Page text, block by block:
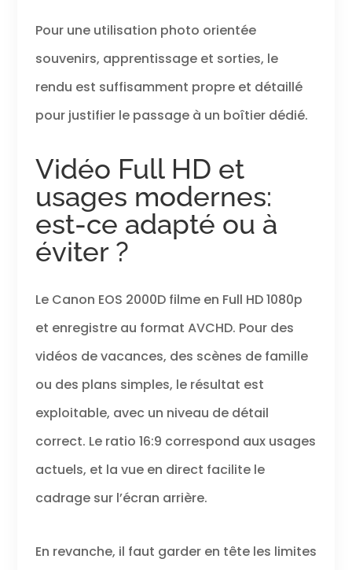
Pour une utilisation photo orientée
souvenirs, apprentissage et sorties, le
rendu est suffisamment propre et détaillé
pour justifier le passage à un boîtier dédié.
Vidéo Full HD et
usages modernes:
est-ce adapté ou à
éviter ?
Le Canon EOS 2000D filme en Full HD 1080p
et enregistre au format AVCHD. Pour des
vidéos de vacances, des scènes de famille
ou des plans simples, le résultat est
exploitable, avec un niveau de détail
correct. Le ratio 16:9 correspond aux usages
actuels, et la vue en direct facilite le
cadrage sur l’écran arrière.
En revanche, il faut garder en tête les limites